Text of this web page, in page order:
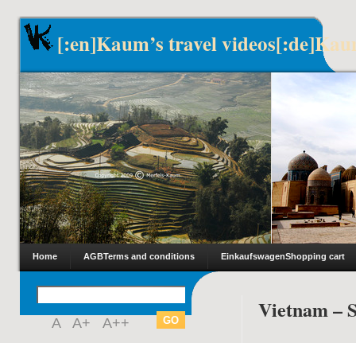
[:en]Kaum’s travel
Home AGBTerms and conditions EinkaufswagenShopping cart
A A+ A++ Vietnam –